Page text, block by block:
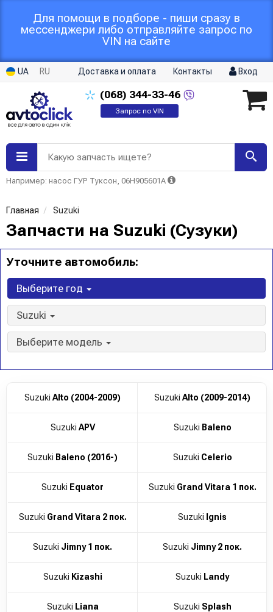
Для помощи в подборе - пиши сразу в
мессенджери либо отправляйте запрос по
VIN на сайте
UA RU Доставка и оплата Контакты Вход
(068) 344-33-46
Запрос по VIN
Какую запчасть ищете?
Например: насос ГУР Туксон, 06H905601A
Главная Suzuki
Запчасти на Suzuki (Сузуки)
Уточните автомобиль:
Выберите год
Suzuki
Выберите модель
Suzuki Alto (2004-2009) Suzuki Alto (2009-2014)
Suzuki APV Suzuki Baleno
Suzuki Baleno (2016-) Suzuki Celerio
Suzuki Equator Suzuki Grand Vitara 1 пок.
Suzuki Grand Vitara 2 пок. Suzuki Ignis
Suzuki Jimny 1 пок. Suzuki Jimny 2 пок.
Suzuki Kizashi Suzuki Landy
Suzuki Liana Suzuki Splash